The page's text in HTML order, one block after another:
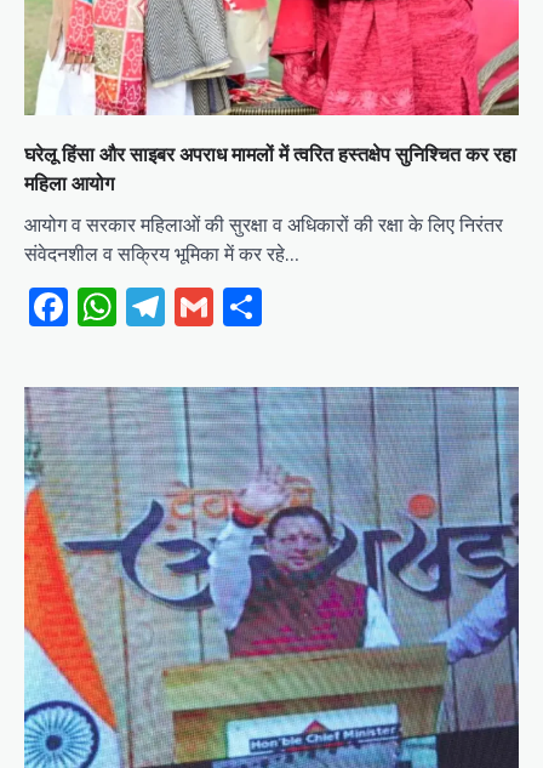
घरेलू हिंसा और साइबर अपराध मामलों में त्वरित हस्तक्षेप सुनिश्चित कर रहा
महिला आयोग
आयोग व सरकार महिलाओं की सुरक्षा व अधिकारों की रक्षा के लिए निरंतर
संवेदनशील व सक्रिय भूमिका में कर रहे…
Facebook
WhatsApp
Telegram
Gmail